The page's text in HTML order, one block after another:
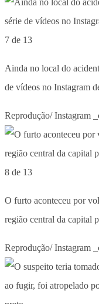
7 de 13
Ainda no local do
de vídeos no Instagram
Reprodução/ Instagram
8 de 13
O furto aconteceu por
região central da capital
Reprodução/ Instagram